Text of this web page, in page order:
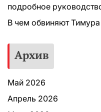
подробное
В чем обвиняют
Архив
Май 2026
Апрель 2026